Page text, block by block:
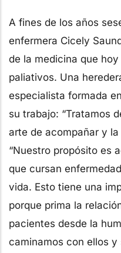
A fines de los años
enfermera Cicely
de la medicina que
paliativos. Una
especialista formada
su trabajo: “Tratamos
arte de acompañar y
“Nuestro propósito es
que cursan
vida. Esto tiene una
porque prima la
pacientes desde la
caminamos con ellos